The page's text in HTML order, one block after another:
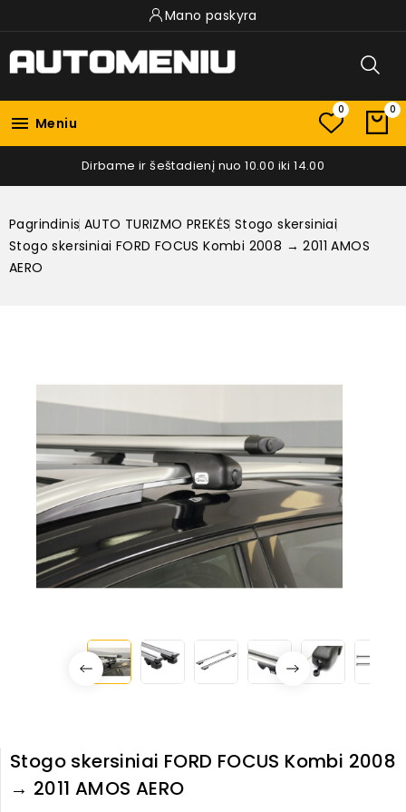
Mano paskyra
 Meniu
0 0
Dirbame ir šeštadienį nuo 10.00 iki 14.00
Pagrindinis AUTO TURIZMO PREKĖS Stogo skersiniai
Stogo skersiniai FORD FOCUS Kombi 2008 → 2011 AMOS
AERO
Stogo skersiniai FORD FOCUS Kombi 2008
→ 2011 AMOS AERO